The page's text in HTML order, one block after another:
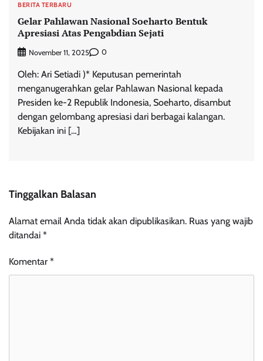
BERITA TERBARU
Gelar Pahlawan Nasional Soeharto Bentuk
Apresiasi Atas Pengabdian Sejati
November 11, 2025 0
Oleh: Ari Setiadi )* Keputusan pemerintah
menganugerahkan gelar Pahlawan Nasional kepada
Presiden ke-2 Republik Indonesia, Soeharto, disambut
dengan gelombang apresiasi dari berbagai kalangan.
Kebijakan ini […]
Tinggalkan Balasan
Alamat email Anda tidak akan dipublikasikan. Ruas yang wajib
ditandai *
Komentar *